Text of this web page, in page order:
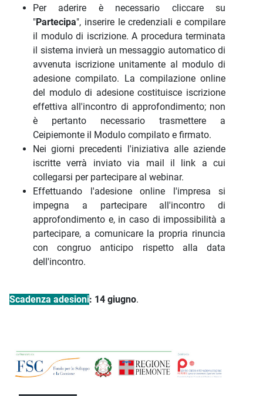
Per aderire è necessario cliccare su
"Partecipa", inserire le credenziali e compilare
il modulo di iscrizione. A procedura terminata
il sistema invierà un messaggio automatico di
avvenuta iscrizione unitamente al modulo di
adesione compilato. La compilazione online
del modulo di adesione costituisce iscrizione
effettiva all'incontro di approfondimento; non
è pertanto necessario trasmettere a
Ceipiemonte il Modulo compilato e firmato.
Nei giorni precedenti l'iniziativa alle aziende
iscritte verrà inviato via mail il link a cui
collegarsi per partecipare al webinar.
Effettuando l'adesione online l'impresa si
impegna a partecipare all'incontro di
approfondimento e, in caso di impossibilità a
partecipare, a comunicare la propria rinuncia
con congruo anticipo rispetto alla data
dell'incontro.
Scadenza adesioni: 14 giugno.